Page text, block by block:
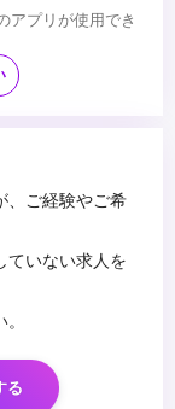
プリが使用でき
、ご経験やご希
ていない求人を
る